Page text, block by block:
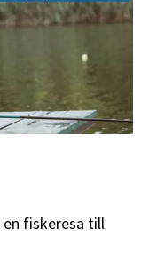
en fiskeresa till